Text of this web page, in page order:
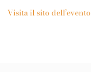
Visita il sito dell’evento